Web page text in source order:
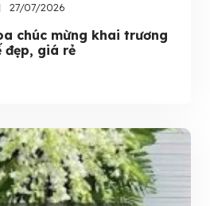
27/07/2026
chúc mừng khai trương
đẹp, giá rẻ